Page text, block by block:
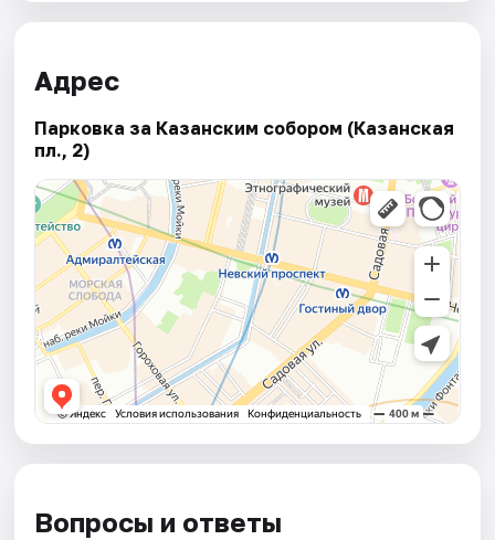
Адрес
Парковка за Казанским собором (Казанская
пл., 2)
Вопросы и ответы